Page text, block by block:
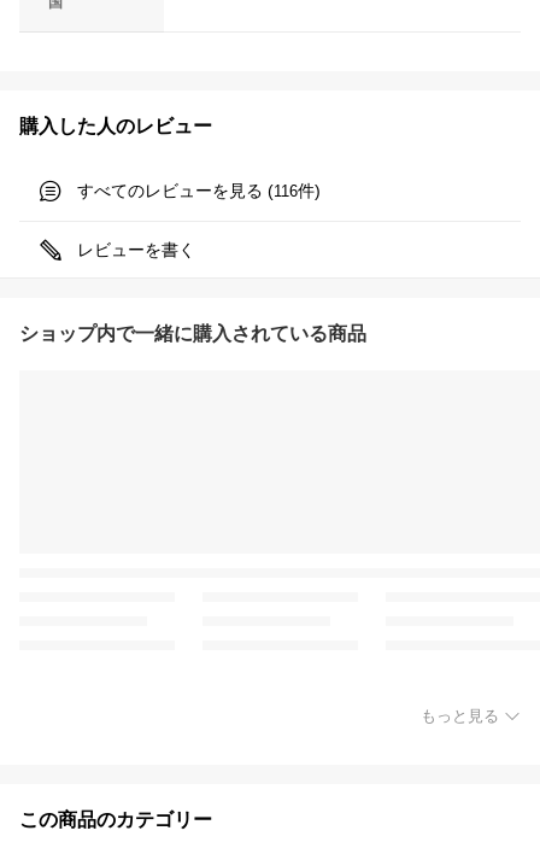
購入した人のレビュー
すべてのレビューを見る (116件)
レビューを書く
ショップ内で一緒に購入されている商品
もっと見る
この商品のカテゴリー